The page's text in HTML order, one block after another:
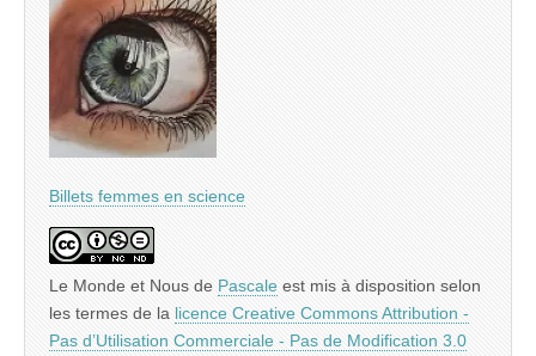
Billets femmes en science
Le Monde et Nous de Pascale est mis à disposition selon
les termes de la licence Creative Commons Attribution -
Pas d’Utilisation Commerciale - Pas de Modification 3.0